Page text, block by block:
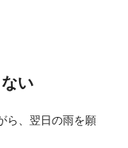
い
ら、翌日の雨を願